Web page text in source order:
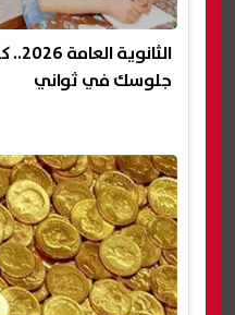
جلوسك في ثواني